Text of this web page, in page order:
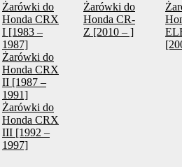
Żarówki do
Honda CRX
I [1983 –
1987]
Żarówki do
Honda CRX
II [1987 –
1991]
Żarówki do
Honda CRX
III [1992 –
1997]
Żarówki do
Honda CR-
Z [2010 – ]